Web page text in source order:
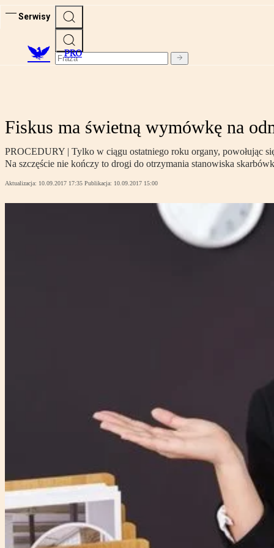
Serwisy
PRO
Fiskus ma świetną wymówkę na
PROCEDURY | Tylko w ciągu ostatniego roku organy, powołując
Na szczęście nie kończy to drogi do otrzymania stanowiska
Aktualizacja: 10.09.2017 17:35 Publikacja: 10.09.2017 15:00